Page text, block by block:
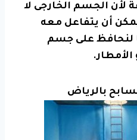
لأن الجسم الخارجى لا
يمكن أن يتفاعل معه
لنحافظ على جسم
الأمطار.
بالرياض